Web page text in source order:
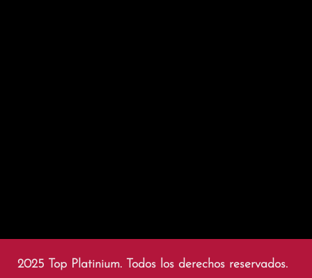
2025 Top Platinium. Todos los derechos reservados.